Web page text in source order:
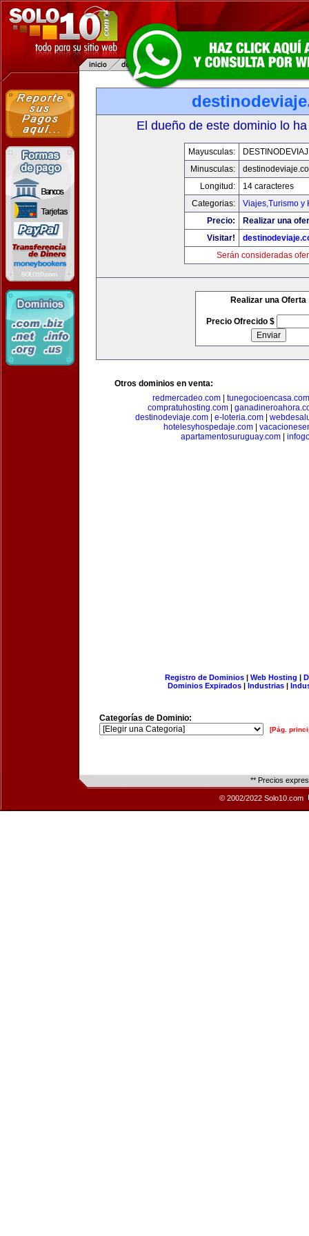
El dueño de este dominio lo
Mayusculas:
Minusculas:
Longitud:
14 caracteres
Categorias:
Viajes,Turismo y
Precio:
Realizar una
Visitar!
Serán consideradas
Realizar una Oferta
Precio Ofrecido $
Otros dominios en venta:
redmercadeo.com| tunegocioencasa.com
compratuhosting.com|
destinodeviaje.com
e-loteria.com
hotelesyhospedaje.com
apartamentosuruguay.com|
Registro de Dominios| Web Hosting |
Dominios Expirados | Industrias |
Categorías de Dominio:
[Pág.
** Precios
© 2002/2022 Solo10.com